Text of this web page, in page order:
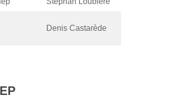
Denis Castarède